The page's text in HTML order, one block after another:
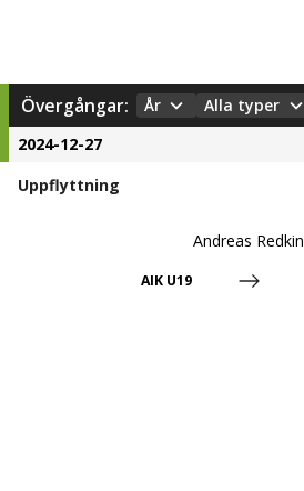
Övergångar: År
Alla typer
2024-12-27
Uppflyttning
Andreas Redkin
AIK U19